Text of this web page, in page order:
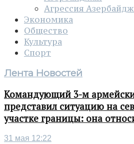
Агрессия
Экономика
Общество
Культура
Спорт
Лента Новостей
Командующий 3-м
представил ситуацию на
участке границы: она
31 мая 12:22